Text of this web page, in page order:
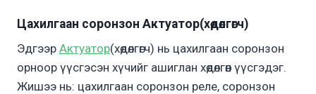
Цахилгаан соронзон Актуатор(хөдөлгөгч)
Эдгээр Актуатор(хөдөлгөгч) нь цахилгаан соронзон
орноор үүсгэсэн хүчийг ашиглан хөдөлгөөн үүсгэдэг.
Жишээ нь: цахилгаан соронзон реле, соронзон